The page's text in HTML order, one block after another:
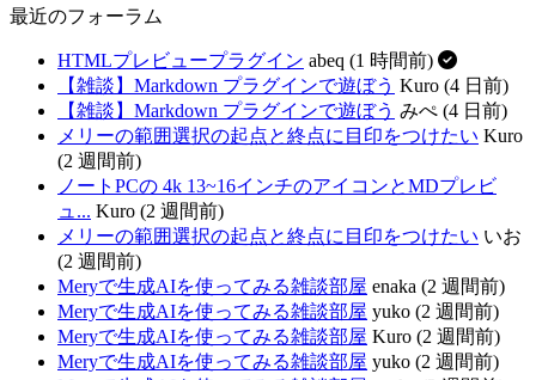
最近のフォーラム
HTMLプレビュープラグイン abeq (1 時間前)
【雑談】Markdown プラグインで遊ぼう Kuro (4 日前)
【雑談】Markdown プラグインで遊ぼう みぺ (4 日前)
メリーの範囲選択の起点と終点に目印をつけたい Kuro
(2 週間前)
ノートPCの 4k 13~16インチのアイコンとMDプレビ
ュ... Kuro (2 週間前)
メリーの範囲選択の起点と終点に目印をつけたい いお
(2 週間前)
Meryで生成AIを使ってみる雑談部屋 enaka (2 週間前)
Meryで生成AIを使ってみる雑談部屋 yuko (2 週間前)
Meryで生成AIを使ってみる雑談部屋 Kuro (2 週間前)
Meryで生成AIを使ってみる雑談部屋 yuko (2 週間前)